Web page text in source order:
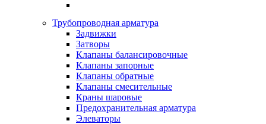
Трубопроводная арматура
Задвижки
Затворы
Клапаны балансировочные
Клапаны запорные
Клапаны обратные
Клапаны смесительные
Краны шаровые
Предохранительная арматура
Элеваторы